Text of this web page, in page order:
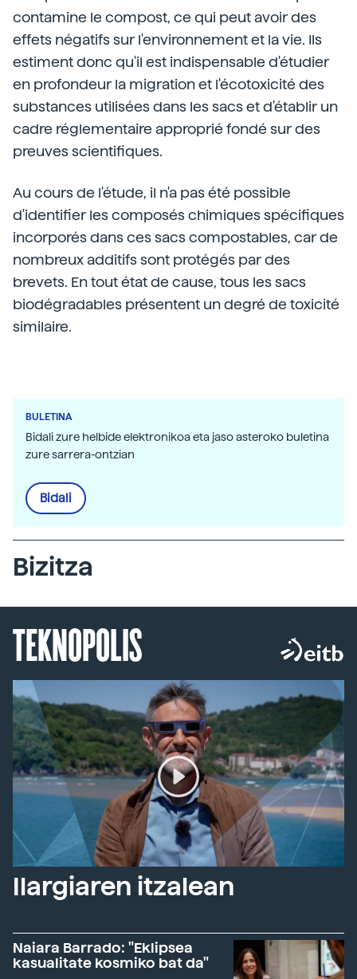
contamine le compost, ce qui peut avoir des
effets négatifs sur l'environnement et la vie. Ils
estiment donc qu'il est indispensable d'étudier
en profondeur la migration et l'écotoxicité des
substances utilisées dans les sacs et d'établir un
cadre réglementaire approprié fondé sur des
preuves scientifiques.
Au cours de l'étude, il n'a pas été possible
d'identifier les composés chimiques spécifiques
incorporés dans ces sacs compostables, car de
nombreux additifs sont protégés par des
brevets. En tout état de cause, tous les sacs
biodégradables présentent un degré de toxicité
similaire.
BULETINA
Bidali zure helbide elektronikoa eta jaso asteroko buletina
zure sarrera-ontzian
Bidali
Bizitza
TEKNOPOLIS
Ilargiaren itzalean
Naiara Barrado: "Eklipsea
kasualitate kosmiko bat da"